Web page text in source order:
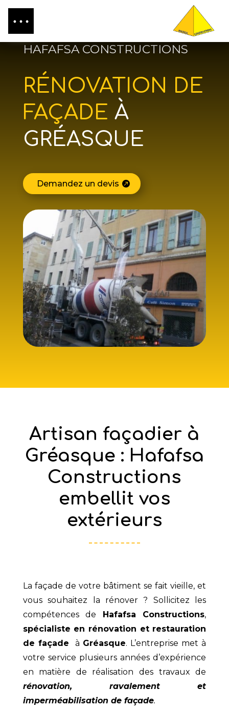
HAFAFSA CONSTRUCTIONS
RÉNOVATION DE
FAÇADE À
GRÉASQUE
Demandez un devis
Artisan façadier à
Gréasque : Hafafsa
Constructions
embellit vos
extérieurs
La façade de votre bâtiment se fait vieille, et
vous souhaitez la rénover ? Sollicitez les
compétences de
Hafafsa Constructions,
spécialiste en rénovation et restauration
de façade à Gréasque. L’entreprise met à
votre service plusieurs années d’expérience
en matière de réalisation des travaux de
rénovation, ravalement et
imperméabilisation de façade.